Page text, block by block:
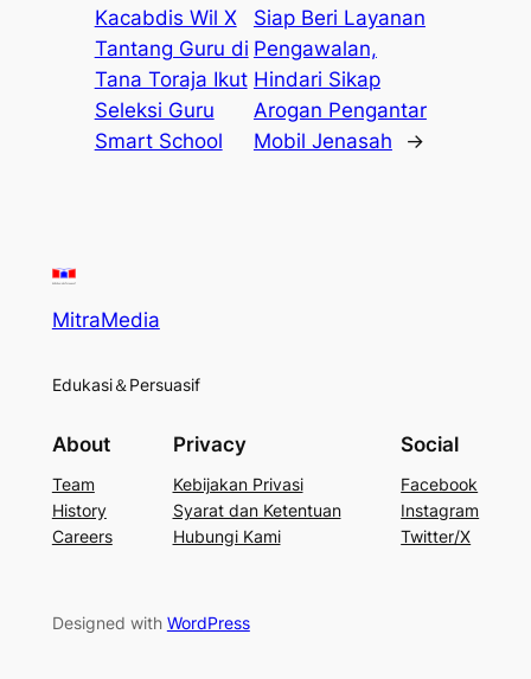
Kacabdis Wil X
Tantang Guru di
Tana Toraja Ikut
Seleksi Guru
Smart School
Siap Beri Layanan
Pengawalan,
Hindari Sikap
Arogan Pengantar
Mobil Jenasah
→
MitraMedia
Edukasi＆Persuasif
About
Team
History
Careers
Privacy
Kebijakan Privasi
Syarat dan Ketentuan
Hubungi Kami
Social
Facebook
Instagram
Twitter/X
Designed with WordPress